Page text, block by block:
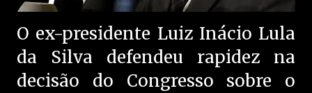
O ex-presidente Luiz Inácio Lula
da Silva defendeu rapidez na
decisão do Congresso sobre o